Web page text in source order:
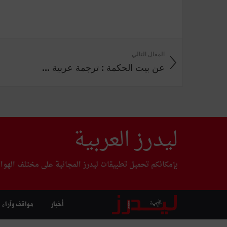
المقال التالي
عن بيت الحكمة : ترجمة عربية ...
ليدرز العربية
بإمكانكم تحميل تطبيقات ليدرز المجانية على مختلف
أخبار مواقف وآراء